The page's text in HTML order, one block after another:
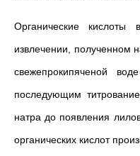
Органические
извлечении, полученном
свежепрокипяченой
последующим
натра до появления
органических кислот